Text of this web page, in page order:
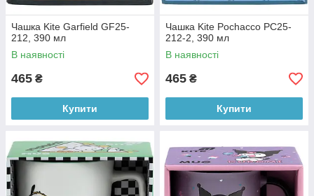
Чашка Kite Garfield GF25-
212, 390 мл
В наявності
465 ₴
Купити
Чашка Kite Pochacco PC25-
212-2, 390 мл
В наявності
465 ₴
Купити